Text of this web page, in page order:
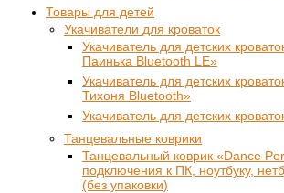
Товары для детей
Укачиватели для кроваток
Укачиватель для детских
Паинька Bluetooth LE»
Укачиватель для детских
Тихоня Bluetooth»
Укачиватель для детских
Танцевальные коврики
Танцевальный коврик «Dance
подключения к ПК, ноутбуку,
(без упаковки)